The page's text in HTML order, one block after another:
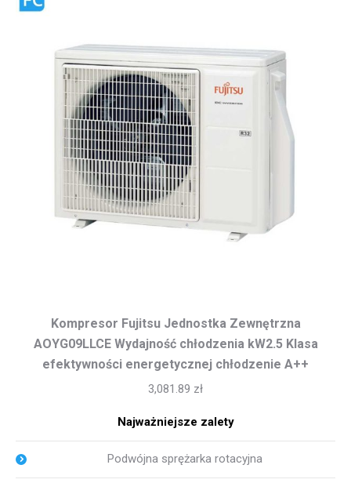
Kompresor Fujitsu Jednostka Zewnętrzna
AOYG09LLCE Wydajność chłodzenia kW2.5 Klasa
efektywności energetycznej chłodzenie A++
3,081.89 zł
Najważniejsze zalety
Podwójna sprężarka rotacyjna